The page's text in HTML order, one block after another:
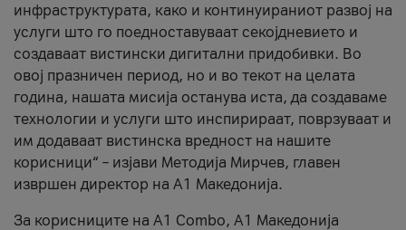
инфраструктурата, како и континуираниот развој на
услуги што го поедноставуваат секојдневието и
создаваат вистински дигитални придобивки. Во
овој празничен период, но и во текот на целата
година, нашата мисија останува иста, да создаваме
технологии и услуги што инспирираат, поврзуваат и
им додаваат вистинска вредност на нашите
корисници“ – изјави Методија Мирчев, главен
извршен директор на А1 Македонија.
За корисниците на A1 Combo, А1 Македонија